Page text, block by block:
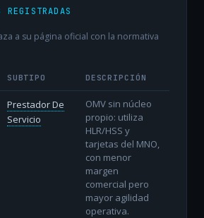
a su página oficial con la normativa
SUBTIPO DESCRIPCIÓN
Prestador De
Servicio
OMV sin núcleo
propio: utiliza
HLR/HSS y
tarjetas del MNO,
con menor
margen
comercial pero
mayor agilidad
operativa.